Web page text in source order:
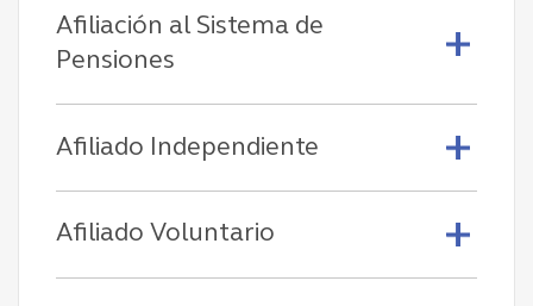
Afiliación al Sistema de
Pensiones
Afiliado Independiente
Afiliado Voluntario